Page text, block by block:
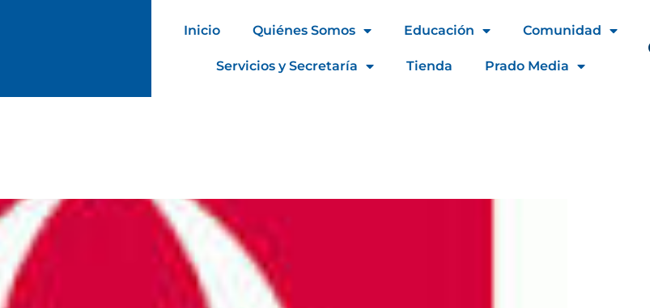
Inicio Quiénes Somos Educación Comunidad
Servicios y Secretaría Tienda Prado Media